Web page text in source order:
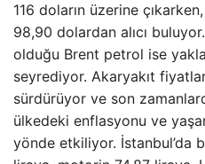
116 doların üzerine
98,90 dolardan alıcı
olduğu Brent petrol ise
seyrediyor. Akaryakıt
sürdürüyor ve son
ülkedeki enflasyonu ve
yönde etkiliyor. İstanbul’da